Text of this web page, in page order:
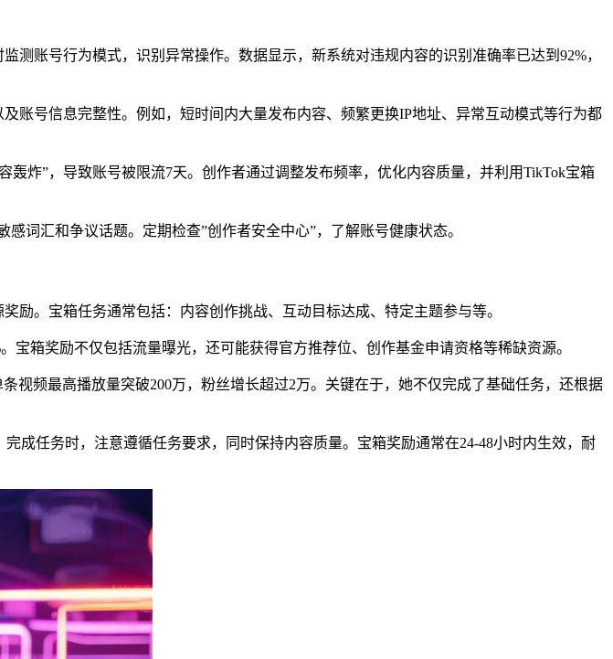
账号行为模式，识别异常操作。数据显示，新系统对违规内容的识别准确率已达到92%，
账号信息完整性。例如，短时间内大量发布内容、频繁更换IP地址、异常互动模式等行为都
炸”，导致账号被限流7天。创作者通过调整发布频率，优化内容质量，并利用TikTok宝箱
词汇和争议话题。定期检查”创作者安全中心”，了解账号健康状态。
励。宝箱任务通常包括：内容创作挑战、互动目标达成、特定主题参与等。
箱奖励不仅包括流量曝光，还可能获得官方推荐位、创作基金申请资格等稀缺资源。
视频最高播放量突破200万，粉丝增长超过2万。关键在于，她不仅完成了基础任务，还根据
成任务时，注意遵循任务要求，同时保持内容质量。宝箱奖励通常在24-48小时内生效，耐